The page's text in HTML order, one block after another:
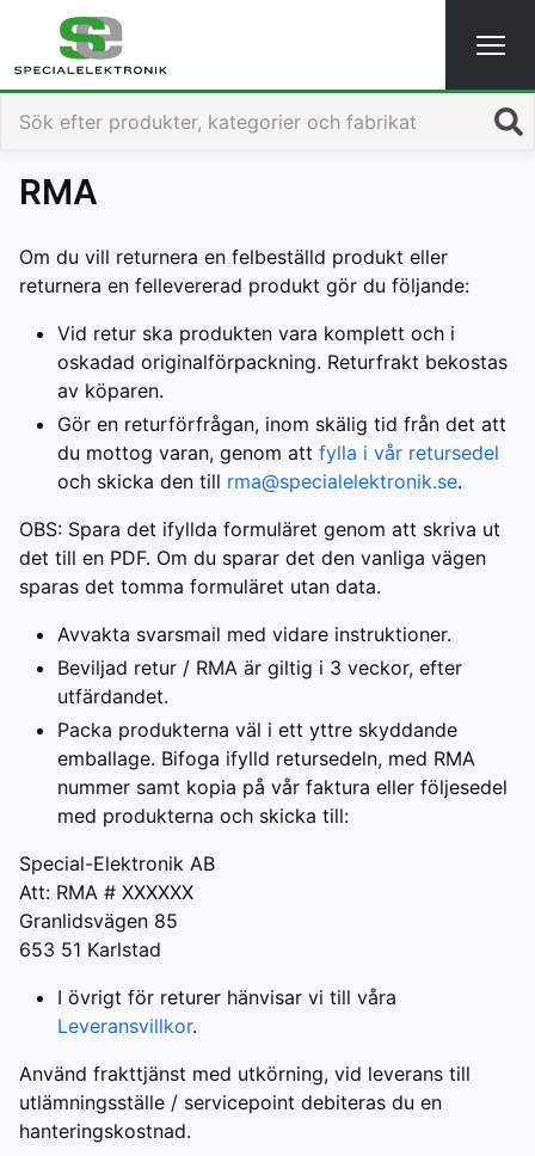
Sök
RMA
Om du vill returnera en felbeställd produkt eller
returnera en fellevererad produkt gör du följande:
Vid retur ska produkten vara komplett och i
oskadad originalförpackning. Returfrakt bekostas
av köparen.
Gör en returförfrågan, inom skälig tid från det att
du mottog varan, genom att fylla i vår retursedel
och skicka den till rma@specialelektronik.se.
OBS: Spara det ifyllda formuläret genom att skriva ut
det till en PDF. Om du sparar det den vanliga vägen
sparas det tomma formuläret utan data.
Avvakta svarsmail med vidare instruktioner.
Beviljad retur / RMA är giltig i 3 veckor, efter
utfärdandet.
Packa produkterna väl i ett yttre skyddande
emballage. Bifoga ifylld retursedeln, med RMA
nummer samt kopia på vår faktura eller följesedel
med produkterna och skicka till:
Special-Elektronik AB
Att: RMA # XXXXXX
Granlidsvägen 85
653 51 Karlstad
I övrigt för returer hänvisar vi till våra
Leveransvillkor.
Använd frakttjänst med utkörning, vid leverans till
utlämningsställe / servicepoint debiteras du en
hanteringskostnad.